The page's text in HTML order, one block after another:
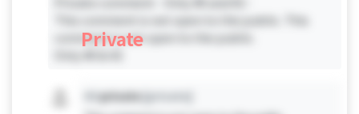
This comment is not open to the public. This
comment is not open to the public.
Private
#Xprivate[private]